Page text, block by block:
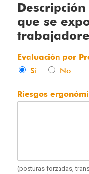
que se
Evaluación por
Si
No
Riesgos
(posturas forzadas,